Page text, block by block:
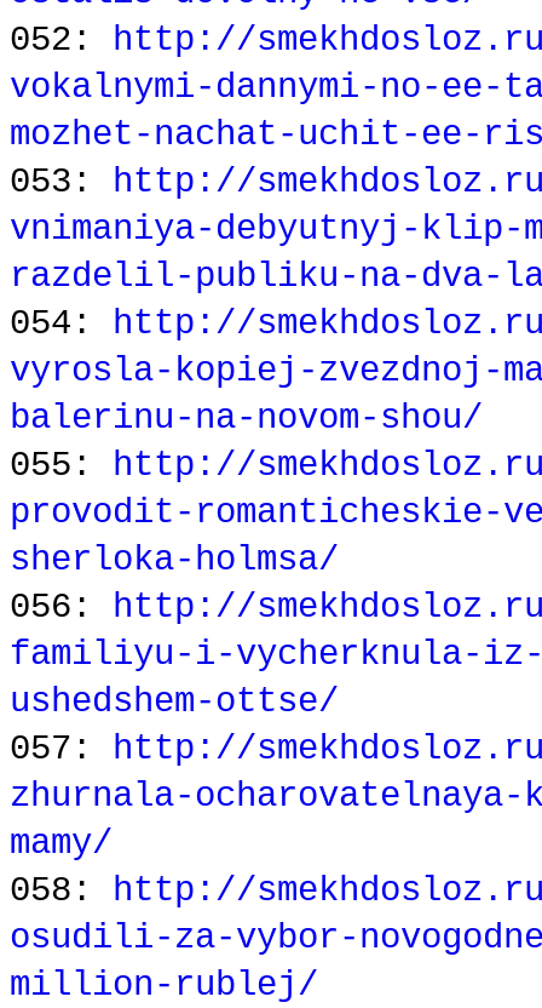
052: http://
vokalnymi-dannymi-no-
mozhet-nachat-uchit-ee-
053: http://
vnimaniya-debyutnyj-klip-
razdelil-publiku-na-dva-
054: http://
vyrosla-kopiej-zvezdnoj-
balerinu-na-novom-shou/
055: http://
provodit-romanticheskie-
sherloka-holmsa/
056: http://
familiyu-i-vycherknula-
ushedshem-ottse/
057: http://
zhurnala-
mamy/
058: http://
osudili-za-vybor-
million-rublej/